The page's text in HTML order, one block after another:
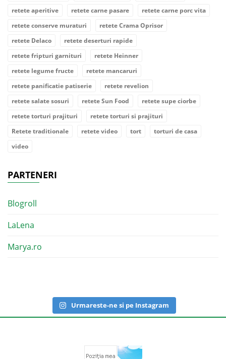
retete aperitive
retete carne pasare
retete carne porc vita
retete conserve muraturi
retete Crama Oprisor
retete Delaco
retete deserturi rapide
retete fripturi garnituri
retete Heinner
retete legume fructe
retete mancaruri
retete panificatie patiserie
retete revelion
retete salate sosuri
retete Sun Food
retete supe ciorbe
retete torturi prajituri
retete torturi si prajituri
Retete traditionale
retete video tort
torturi de casa
video
PARTENERI
Blogroll
LaLena
Marya.ro
Urmareste-ne si pe Instagram